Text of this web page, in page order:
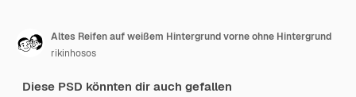
Altes Reifen auf weißem Hintergrund vorne ohne Hintergrund
rikinhosos
Diese PSD könnten dir auch gefallen